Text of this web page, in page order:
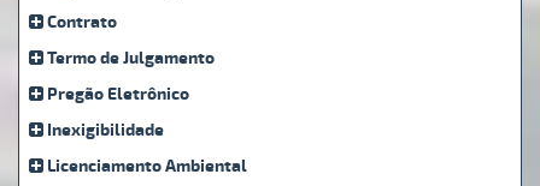
Contrato
Termo de Julgamento
Pregão Eletrônico
Inexigibilidade
Licenciamento Ambiental